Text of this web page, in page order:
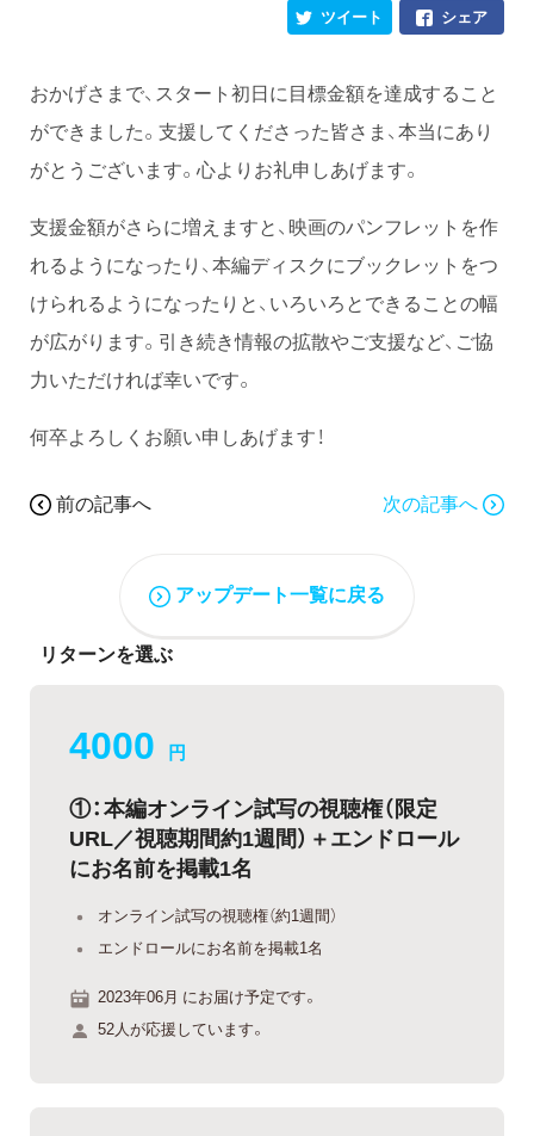
シェア
ツイート
おかげさまで、スタート初日に目標金額を達成すること
ができました。支援してくださった皆さま、本当にあり
がとうございます。心よりお礼申しあげます。
支援金額がさらに増えますと、映画のパンフレットを作
れるようになったり、本編ディスクにブックレットをつ
けられるようになったりと、いろいろとできることの幅
が広がります。引き続き情報の拡散やご支援など、ご協
力いただければ幸いです。
何卒よろしくお願い申しあげます！
前の記事へ 次の記事へ
アップデート一覧に戻る
リターンを選ぶ
4000 円
①：本編オンライン試写の視聴権（限定
URL／視聴期間約1週間）＋エンドロール
にお名前を掲載1名
オンライン試写の視聴権（約1週間）
エンドロールにお名前を掲載1名
2023年06月 にお届け予定です。
52人が応援しています。